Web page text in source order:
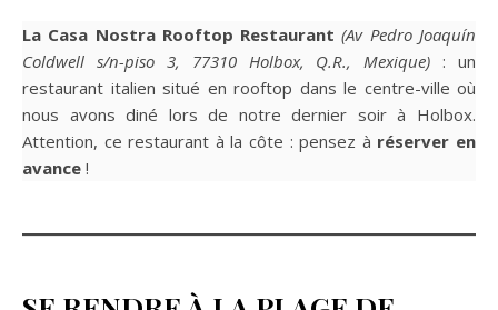
La Casa Nostra Rooftop Restaurant(Av Pedro Joaquín
Coldwell s/n-piso 3, 77310 Holbox, Q.R., Mexique) : un
restaurant italien situé en rooftop dans le centre-ville où
nous avons diné lors de notre dernier soir à Holbox.
Attention, ce restaurant à la côte : pensez à réserver en
avance !